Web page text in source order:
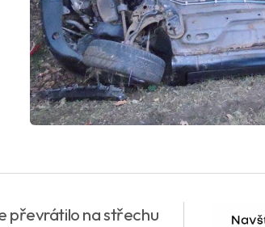
převrátilo na střechu